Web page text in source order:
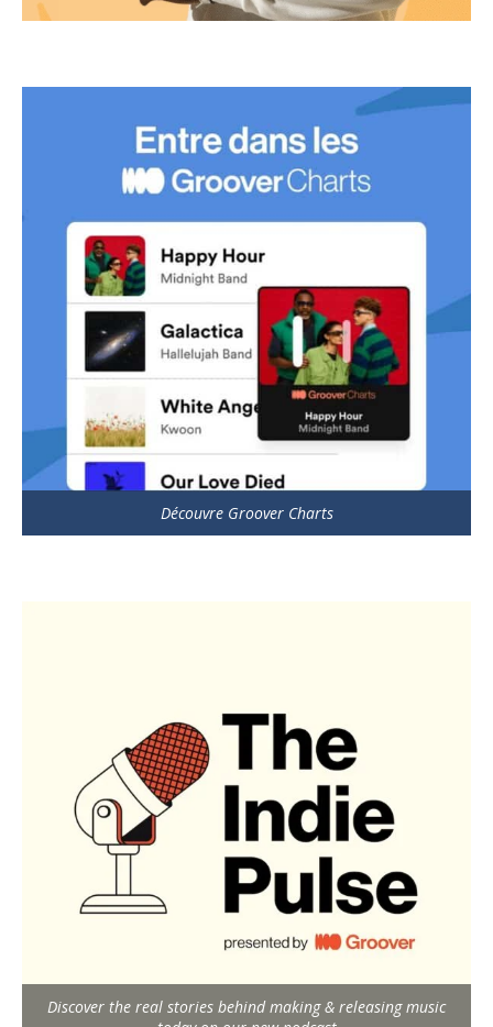
Découvre Groover Charts
Discover the real stories behind making & releasing music